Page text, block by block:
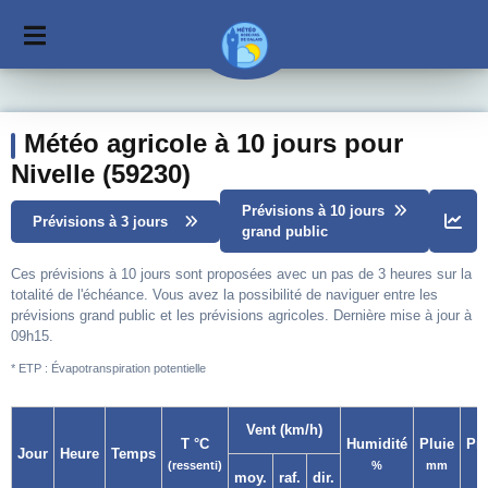
Météo agricole à 10 jours pour
Nivelle (59230)
Prévisions à 3 jours
Prévisions à 10 jours
grand public
Ces prévisions à 10 jours sont proposées avec un pas de 3 heures sur la
totalité de l'échéance. Vous avez la possibilité de naviguer entre les
prévisions grand public et les prévisions agricoles. Dernière mise à jour à
09h15.
* ETP : Évapotranspiration potentielle
Jour Heure Temps
T °C
(ressenti)
Vent (km/h)
Humidité
%
Pluie
mm
moy. raf. dir.